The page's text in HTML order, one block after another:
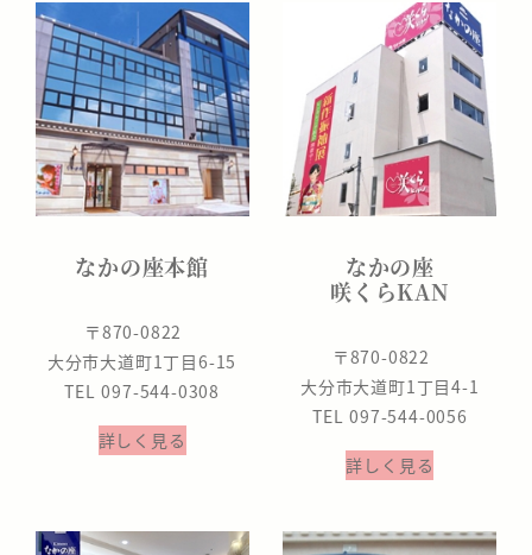
なかの座本館
〒870-0822
大分市大道町1丁目6-15
TEL 097-544-0308
詳しく見る
なかの座
咲くらKAN
〒870-0822
大分市大道町1丁目4-1
TEL 097-544-0056
詳しく見る